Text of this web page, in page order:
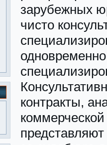
зарубежных
чисто
контракты,